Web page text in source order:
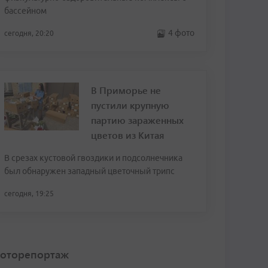
бассейном
сегодня, 20:20 4 фото
В Приморье не
пустили крупную
партию зараженных
цветов из Китая
В срезах кустовой гвоздики и подсолнечника
был обнаружен западный цветочный трипс
сегодня, 19:25